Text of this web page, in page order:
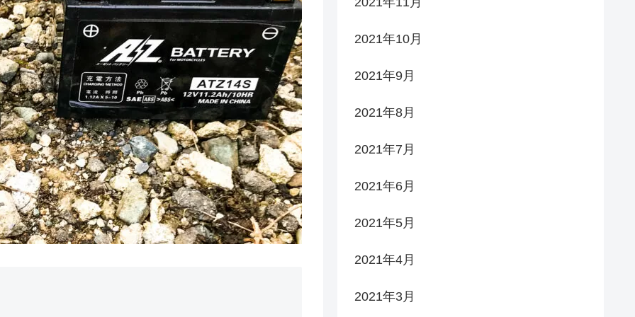
2021年10月
2021年9月
2021年8月
2021年7月
2021年6月
2021年5月
2021年4月
2021年3月